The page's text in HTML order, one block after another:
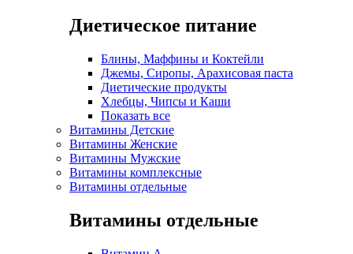
Диетическое питание
Блины, Маффины и Коктейли
Джемы, Сиропы, Арахисовая паста
Диетические продукты
Хлебцы, Чипсы и Каши
Показать все
Витамины Детские
Витамины Женские
Витамины Мужские
Витамины комплексные
Витамины отдельные
Витамины отдельные